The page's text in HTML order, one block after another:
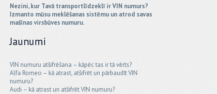
Nezini, kur Tavā transportlīdzeklī ir VIN numurs?
Izmanto mūsu meklēšanas sistēmu un atrod savas
mašīnas virsbūves numuru.
Jaunumi
VIN numuru atšifrēšana – kāpēc tas ir tā vērts?
Alfa Romeo – kā atrast, atšifrēt un pārbaudīt VIN
numuru?
Audi – kā atrast un atšifrēt VIN numuru?